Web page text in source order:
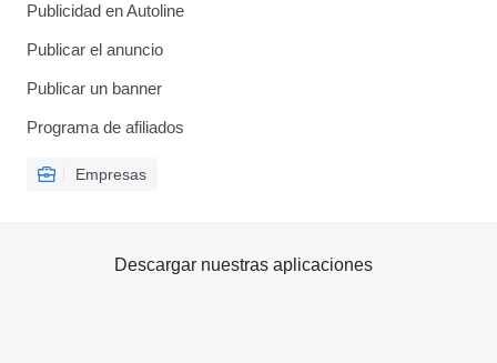
Publicidad en Autoline
Publicar el anuncio
Publicar un banner
Programa de afiliados
Empresas
Descargar nuestras aplicaciones